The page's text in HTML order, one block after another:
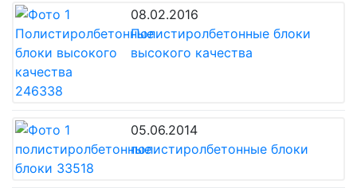
08.02.2016
Полистиролбетонные блоки
высокого качества
05.06.2014
полистиролбетонные блоки